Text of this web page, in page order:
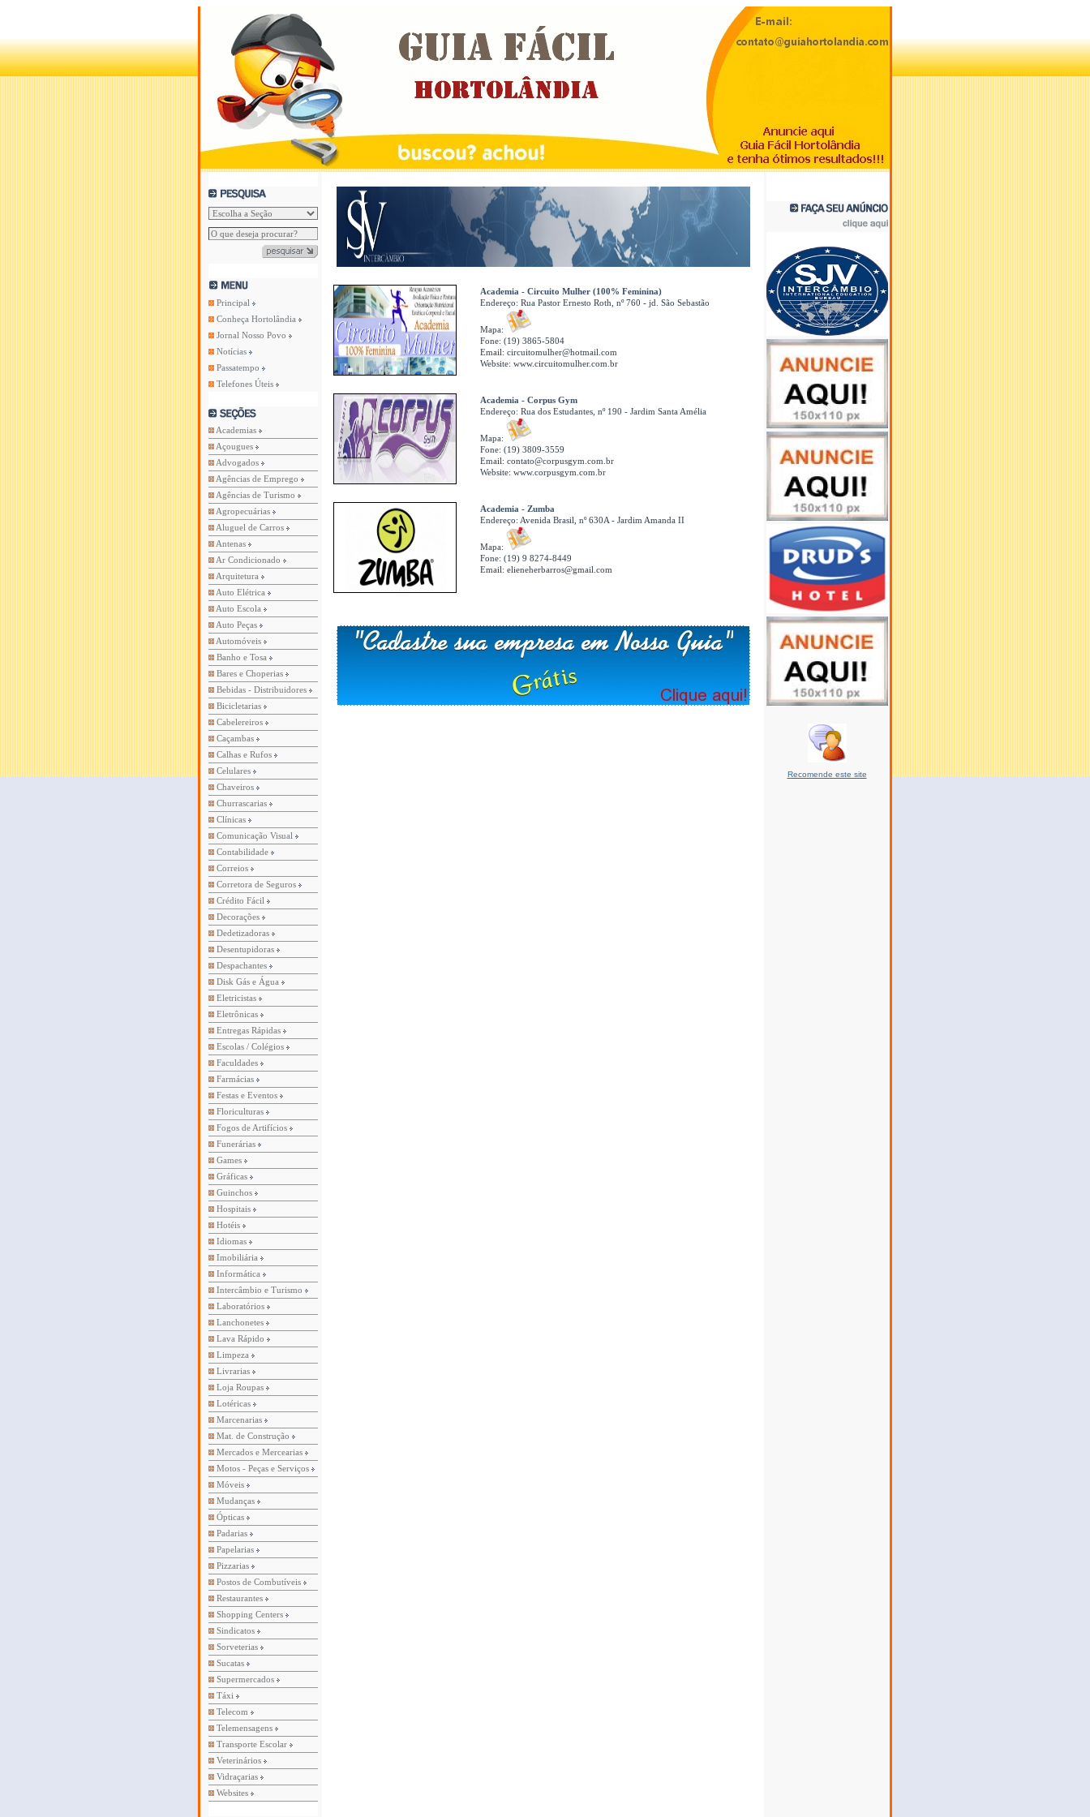
Principal
Conheça Hortolândia
Jornal Nosso Povo
Notícias
Passatempo
Telefones Úteis
Academias
Açougues
Advogados
Agências de Emprego
Agências de Turismo
Agropecuárias
Aluguel de Carros
Antenas
Ar Condicionado
Arquitetura
Auto Elétrica
Auto Escola
Auto Peças
Automóveis
Banho e Tosa
Bares e Choperias
Bebidas - Distribuidores
Bicicletarias
Cabelereiros
Caçambas
Calhas e Rufos
Celulares
Chaveiros
Churrascarias
Clínicas
Comunicação Visual
Contabilidade
Correios
Corretora de Seguros
Crédito Fácil
Decorações
Dedetizadoras
Desentupidoras
Despachantes
Disk Gás e Água
Eletricistas
Eletrônicas
Entregas Rápidas
Escolas / Colégios
Faculdades
Farmácias
Festas e Eventos
Floriculturas
Fogos de Artifícios
Funerárias
Games
Gráficas
Guinchos
Hospitais
Hotéis
Idiomas
Imobiliária
Informática
Intercâmbio e Turismo
Laboratórios
Lanchonetes
Lava Rápido
Limpeza
Livrarias
Loja Roupas
Lotéricas
Marcenarias
Mat. de Construção
Mercados e Mercearias
Motos - Peças e Serviços
Móveis
Mudanças
Ópticas
Padarias
Papelarias
Pizzarias
Postos de Combutíveis
Restaurantes
Shopping Centers
Sindicatos
Sorveterias
Sucatas
Supermercados
Táxi
Telecom
Telemensagens
Transporte Escolar
Veterinários
Vidraçarias
Websites
Academia - Circuito Mulher (100% Feminina)
Endereço: Rua Pastor Ernesto Roth, nº 760 - jd. São Sebastão
Mapa:
Fone: (19) 3865-5804
Email: circuitomulher@hotmail.com
Website: www.circuitomulher.com.br
Academia - Corpus Gym
Endereço: Rua dos Estudantes, nº 190 - Jardim Santa Amélia
Mapa:
Fone: (19) 3809-3559
Email: contato@corpusgym.com.br
Website: www.corpusgym.com.br
Academia - Zumba
Endereço: Avenida Brasil, nº 630A - Jardim Amanda II
Mapa:
Fone: (19) 9 8274-8449
Email: elieneherbarros@gmail.com
Recomende este site